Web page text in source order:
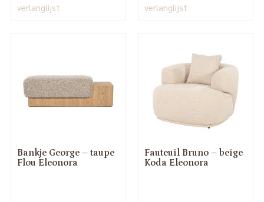
verlanglijst
verlanglijst
Bankje George – taupe
Flou Eleonora
Fauteuil Bruno – beige
Koda Eleonora